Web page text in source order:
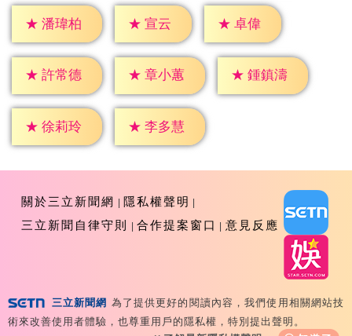
★ 潘瑋柏 ★ 宣云 ★ 卓偉
★ 許常德 ★ 章小蕙 ★ 鍾鎮濤
★ 徐莉玲 ★ 李多慧
關於三立新聞網
隱私權聲明
三立新聞自律守則
合作提案窗口 意見反應
Reserved 版權所有 盜用必究 台北市內湖區舊宗路一段159
三立新聞網 為了提供更好的閱讀內容，我們使用相關網站技
術來改善使用者體驗，也尊重用戶的隱私權，特別提出聲明。